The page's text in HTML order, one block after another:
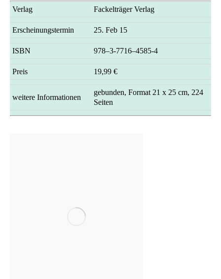
Ver­lag Fackel­trä­ger Verlag
Erschei­nungs­ter­min 25. Feb 15
ISBN 978–3‑7716–4585‑4
Preis 19,99 €
wei­te­re Informationen
gebun­den, For­mat 21 x 25 cm, 224
Seiten